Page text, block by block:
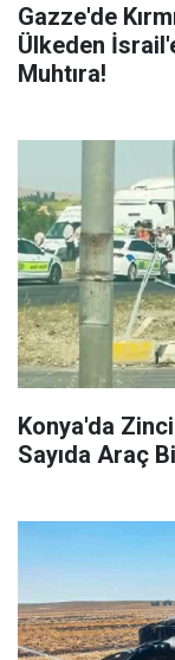
Gazze'de
Ülkeden
Muhtıra!
Konya'da
Sayıda Araç